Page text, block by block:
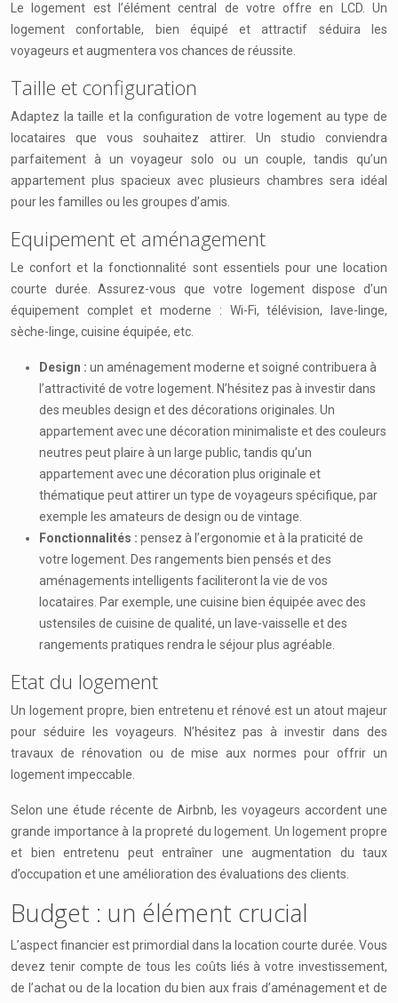
Le logement est l’élément central de votre offre en LCD. Un
logement confortable, bien équipé et attractif séduira les
voyageurs et augmentera vos chances de réussite.
Taille et configuration
Adaptez la taille et la configuration de votre logement au type de
locataires que vous souhaitez attirer. Un studio conviendra
parfaitement à un voyageur solo ou un couple, tandis qu’un
appartement plus spacieux avec plusieurs chambres sera idéal
pour les familles ou les groupes d’amis.
Equipement et aménagement
Le confort et la fonctionnalité sont essentiels pour une location
courte durée. Assurez-vous que votre logement dispose d’un
équipement complet et moderne : Wi-Fi, télévision, lave-linge,
sèche-linge, cuisine équipée, etc.
Design : un aménagement moderne et soigné contribuera à
l’attractivité de votre logement. N’hésitez pas à investir dans
des meubles design et des décorations originales. Un
appartement avec une décoration minimaliste et des couleurs
neutres peut plaire à un large public, tandis qu’un
appartement avec une décoration plus originale et
thématique peut attirer un type de voyageurs spécifique, par
exemple les amateurs de design ou de vintage.
Fonctionnalités : pensez à l’ergonomie et à la praticité de
votre logement. Des rangements bien pensés et des
aménagements intelligents faciliteront la vie de vos
locataires. Par exemple, une cuisine bien équipée avec des
ustensiles de cuisine de qualité, un lave-vaisselle et des
rangements pratiques rendra le séjour plus agréable.
Etat du logement
Un logement propre, bien entretenu et rénové est un atout majeur
pour séduire les voyageurs. N’hésitez pas à investir dans des
travaux de rénovation ou de mise aux normes pour offrir un
logement impeccable.
Selon une étude récente de Airbnb, les voyageurs accordent une
grande importance à la propreté du logement. Un logement propre
et bien entretenu peut entraîner une augmentation du taux
d’occupation et une amélioration des évaluations des clients.
Budget : un élément crucial
L’aspect financier est primordial dans la location courte durée. Vous
devez tenir compte de tous les coûts liés à votre investissement,
de l’achat ou de la location du bien aux frais d’aménagement et de